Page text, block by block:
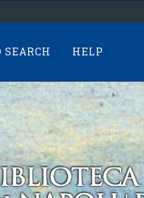
SEARCH HELP